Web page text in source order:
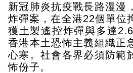
新冠肺炎抗疫戰長路漫漫
炸彈案，在全港22個單位
獲土製遙控炸彈與多達
香港本土恐怖主義組織正
心寒。社會各界必須防範
怖份子。